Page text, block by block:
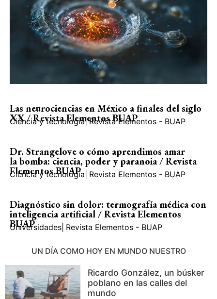
Las neurociencias en México a finales del siglo
XX / Revista Elementos BUAP
Ciencia y tecnología| Revista Elementos - BUAP
Dr. Strangelove o cómo aprendimos amar
la bomba: ciencia, poder y paranoia / Revista
Elementos BUAP
Ciencia y tecnología Revista Elementos - BUAP
Diagnóstico sin dolor: termografía médica con
inteligencia artificial / Revista Elementos
BUAP
Universidades Revista Elementos - BUAP
UN DÍA COMO HOY EN MUNDO NUESTRO
Ricardo González, un búsker
poblano en las calles del
mundo